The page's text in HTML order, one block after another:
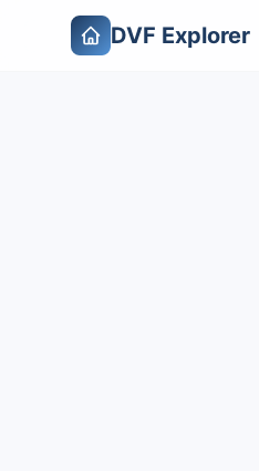
DVF Explorer